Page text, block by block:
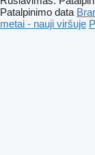
Patalpinimo data
metai - nauji viršuje